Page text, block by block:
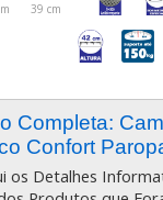
39 cm
Completa:
Confort
os Detalhes